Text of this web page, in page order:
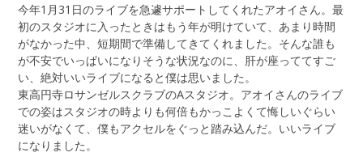
今年1月31日のライブを急遽サポートしてくれたアオイさん。最
初のスタジオに入ったときはもう年が明けていて、あまり時間
がなかった中、短期間で準備してきてくれました。そんな誰も
が不安でいっぱいになりそうな状況なのに、肝が座っててすご
い、絶対いいライブになると僕は思いました。
東高円寺ロサンゼルスクラブのAスタジオ。アオイさんのライブ
での姿はスタジオの時よりも何倍もかっこよくて悔しいぐらい
迷いがなくて、僕もアクセルをぐっと踏み込んだ。いいライブ
になりました。